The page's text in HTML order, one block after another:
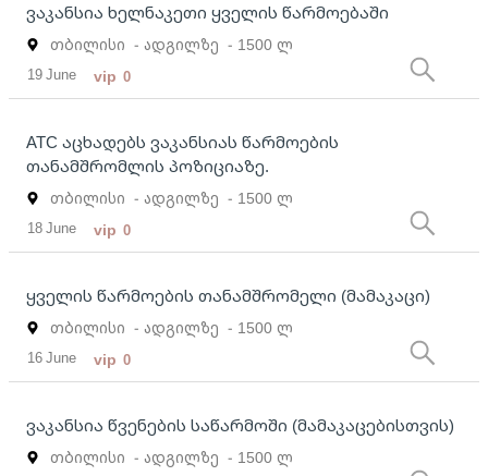
ვაკანსია ხელნაკეთი ყველის წარმოებაში
თბილისი - ადგილზე - 1500 ლ
19 June vip 0
ATC აცხადებს ვაკანსიას წარმოების
თანამშრომლის პოზიციაზე.
თბილისი - ადგილზე - 1500 ლ
18 June vip 0
ყველის წარმოების თანამშრომელი (მამაკაცი)
თბილისი - ადგილზე - 1500 ლ
16 June vip 0
ვაკანსია წვენების საწარმოში (მამაკაცებისთვის)
თბილისი - ადგილზე - 1500 ლ